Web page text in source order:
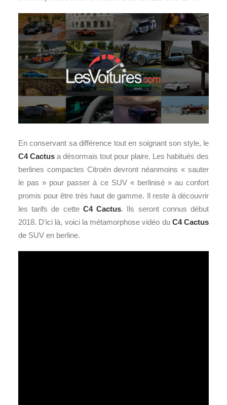
En conservant sa différence tout en soignant son style, le
C4 Cactus a désormais tout pour plaire. Les habitués des
berlines compactes Citroën devront néanmoins « sauter
le pas » pour passer à ce SUV « berlinisé » au confort
promis pour être très haut de gamme. Il reste à découvrir
les tarifs de cette C4 Cactus. Ils seront connus début
2018. D’ici là, voici la métamorphose vidéo du C4 Cactus
de SUV en berline.